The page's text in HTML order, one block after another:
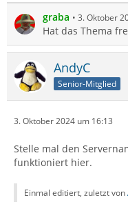
graba 3. Oktober
Hat das Thema
AndyC
Senior-Mitglied
3. Oktober 2024 um 16:13
Stelle mal den
funktioniert hier.
Einmal editiert, zuletzt von